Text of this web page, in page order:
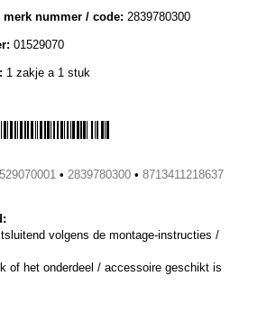
nummer / code: 2839780300
01529070
1 zakje a 1 stuk
• 2839780300 • 8713411218637
volgens de montage-instructies /
of het onderdeel / accessoire geschikt is